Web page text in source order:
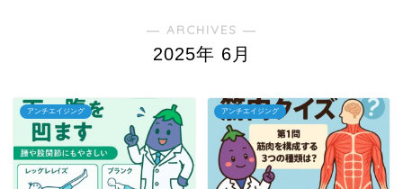
― ARCHIVES ―
2025年 6月
アンチエイジング アンチエイジング